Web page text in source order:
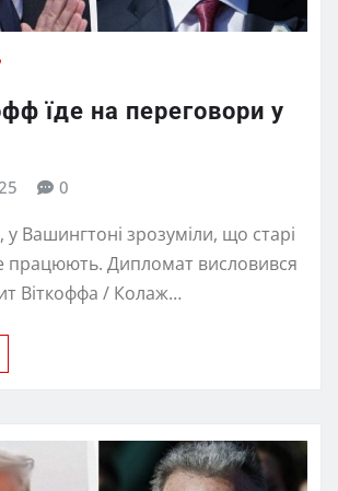
їде на переговори у
0
Вашингтоні зрозуміли, що старі
працюють. Дипломат висловився
Віткоффа / Колаж…